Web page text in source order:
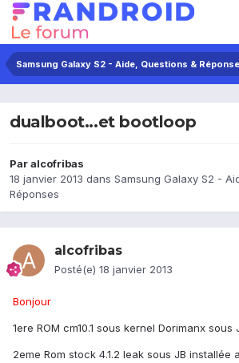
Samsung Galaxy S2 - Aide, Questions &
dualboot...et bootloop
Paralcofribas
18 janvier 2013 dans Samsung Galaxy S2 -
Réponses
alcofribas
Posté(e) 18 janvier 2013
Bonjour
1ere ROM cm10.1 sous kernel Dorimanx sous
2eme Rom stock 4.1.2 leak sous JB installée